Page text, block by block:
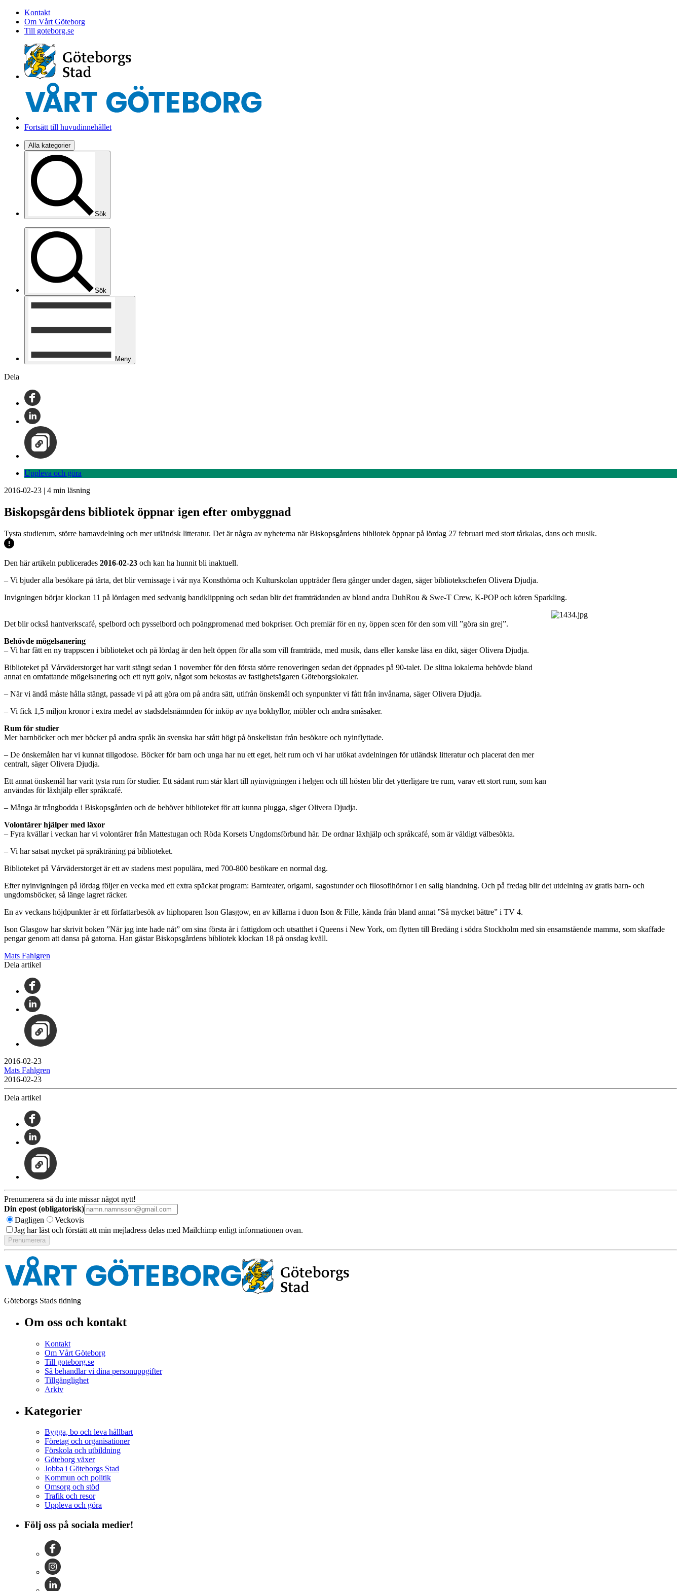
Kontakt
Om Vårt Göteborg
Till goteborg.se
Fortsätt till huvudinnehållet
Alla kategorier
Sök
Sök
Meny
Dela
Uppleva och göra
2016-02-23 | 4 min läsning
Biskopsgårdens bibliotek öppnar igen efter ombyggnad
Tysta studierum, större barnavdelning och mer utländsk litteratur. Det är några av nyheterna när Biskopsgårdens bibliotek öppnar på lördag 27 februari med stort tårkalas, dans och musik.
Den här artikeln publicerades 2016-02-23 och kan ha hunnit bli inaktuell.
– Vi bjuder alla besökare på tårta, det blir vernissage i vår nya Konsthörna och Kulturskolan uppträder flera gånger under dagen, säger bibliotekschefen Olivera Djudja.
Invigningen börjar klockan 11 på lördagen med sedvanig bandklippning och sedan blir det framträdanden av bland andra DuhRou & Swe-T Crew, K-POP och kören Sparkling.
Det blir också hantverkscafé, spelbord och pysselbord och poängpromenad med bokpriser. Och premiär för en ny, öppen scen för den som vill ”göra sin grej”.
Behövde mögelsanering
– Vi har fått en ny trappscen i biblioteket och på lördag är den helt öppen för alla som vill framträda, med musik, dans eller kanske läsa en dikt, säger Olivera Djudja.
Biblioteket på Vårväderstorget har varit stängt sedan 1 november för den första större renoveringen sedan det öppnades på 90-talet. De slitna lokalerna behövde bland
annat en omfattande mögelsanering och ett nytt golv, något som bekostas av fastighetsägaren Göteborgslokaler.
– När vi ändå måste hålla stängt, passade vi på att göra om på andra sätt, utifrån önskemål och synpunkter vi fått från invånarna, säger Olivera Djudja.
– Vi fick 1,5 miljon kronor i extra medel av stadsdelsnämnden för inköp av nya bokhyllor, möbler och andra småsaker.
Rum för studier
Mer barnböcker och mer böcker på andra språk än svenska har stått högt på önskelistan från besökare och nyinflyttade.
– De önskemålen har vi kunnat tillgodose. Böcker för barn och unga har nu ett eget, helt rum och vi har utökat avdelningen för utländsk litteratur och placerat den mer
centralt, säger Olivera Djudja.
Ett annat önskemål har varit tysta rum för studier. Ett sådant rum står klart till nyinvigningen i helgen och till hösten blir det ytterligare tre rum, varav ett stort rum, som kan
användas för läxhjälp eller språkcafé.
– Många är trångbodda i Biskopsgården och de behöver biblioteket för att kunna plugga, säger Olivera Djudja.
Volontärer hjälper med läxor
– Fyra kvällar i veckan har vi volontärer från Mattestugan och Röda Korsets Ungdomsförbund här. De ordnar läxhjälp och språkcafé, som är väldigt välbesökta.
– Vi har satsat mycket på språkträning på biblioteket.
Biblioteket på Vårväderstorget är ett av stadens mest populära, med 700-800 besökare en normal dag.
Efter nyinvigningen på lördag följer en vecka med ett extra späckat program: Barnteater, origami, sagostunder och filosofihörnor i en salig blandning. Och på fredag blir det utdelning av gratis barn- och
ungdomsböcker, så länge lagret räcker.
En av veckans höjdpunkter är ett författarbesök av hiphoparen Ison Glasgow, en av killarna i duon Ison & Fille, kända från bland annat ”Så mycket bättre” i TV 4.
Ison Glasgow har skrivit boken ”När jag inte hade nåt” om sina första år i fattigdom och utsatthet i Queens i New York, om flytten till Bredäng i södra Stockholm med sin ensamstående mamma, som skaffade
pengar genom att dansa på gatorna. Han gästar Biskopsgårdens bibliotek klockan 18 på onsdag kväll.
Mats Fahlgren
Dela artikel
2016-02-23
Mats Fahlgren
2016-02-23
Dela artikel
Prenumerera så du inte missar något nytt!
Din epost (obligatorisk)
Dagligen
Veckovis
Jag har läst och förstått att min mejladress delas med Mailchimp enligt informationen ovan.
Göteborgs Stads tidning
Om oss och kontakt
Kontakt
Om Vårt Göteborg
Till goteborg.se
Så behandlar vi dina personuppgifter
Tillgänglighet
Arkiv
Kategorier
Bygga, bo och leva hållbart
Företag och organisationer
Förskola och utbildning
Göteborg växer
Jobba i Göteborgs Stad
Kommun och politik
Omsorg och stöd
Trafik och resor
Uppleva och göra
Följ oss på sociala medier!